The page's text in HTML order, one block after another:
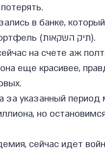
в банке,
удовольствием открыл инвестиционный портфель (תיק השקאות).
на счете аж
еще красивее,
за указанный
но
сейчас идет